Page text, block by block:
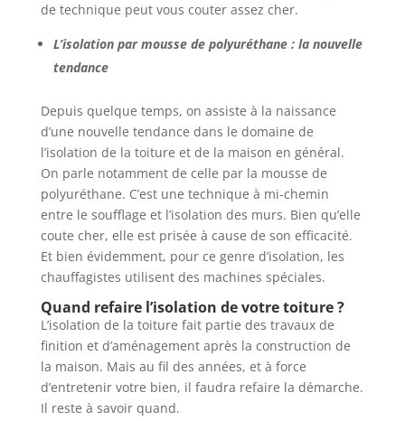
de technique peut vous couter assez cher.
L’isolation par mousse de polyuréthane : la nouvelle
tendance
Depuis quelque temps, on assiste à la naissance
d’une nouvelle tendance dans le domaine de
l’isolation de la toiture et de la maison en général.
On parle notamment de celle par la mousse de
polyuréthane. C’est une technique à mi-chemin
entre le soufflage et l’isolation des murs. Bien qu’elle
coute cher, elle est prisée à cause de son efficacité.
Et bien évidemment, pour ce genre d’isolation, les
chauffagistes utilisent des machines spéciales.
Quand refaire l’isolation de votre toiture ?
L’isolation de la toiture fait partie des travaux de
finition et d’aménagement après la construction de
la maison. Mais au fil des années, et à force
d’entretenir votre bien, il faudra refaire la démarche.
Il reste à savoir quand.